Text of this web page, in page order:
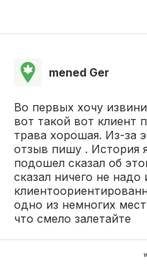
mened Ger
Во первых хочу
вот такой вот клиент
трава хорошая. Из-за
отзыв пишу . История
подошел сказал об
сказал ничего не надо
одно из немногих
что смело залетайте